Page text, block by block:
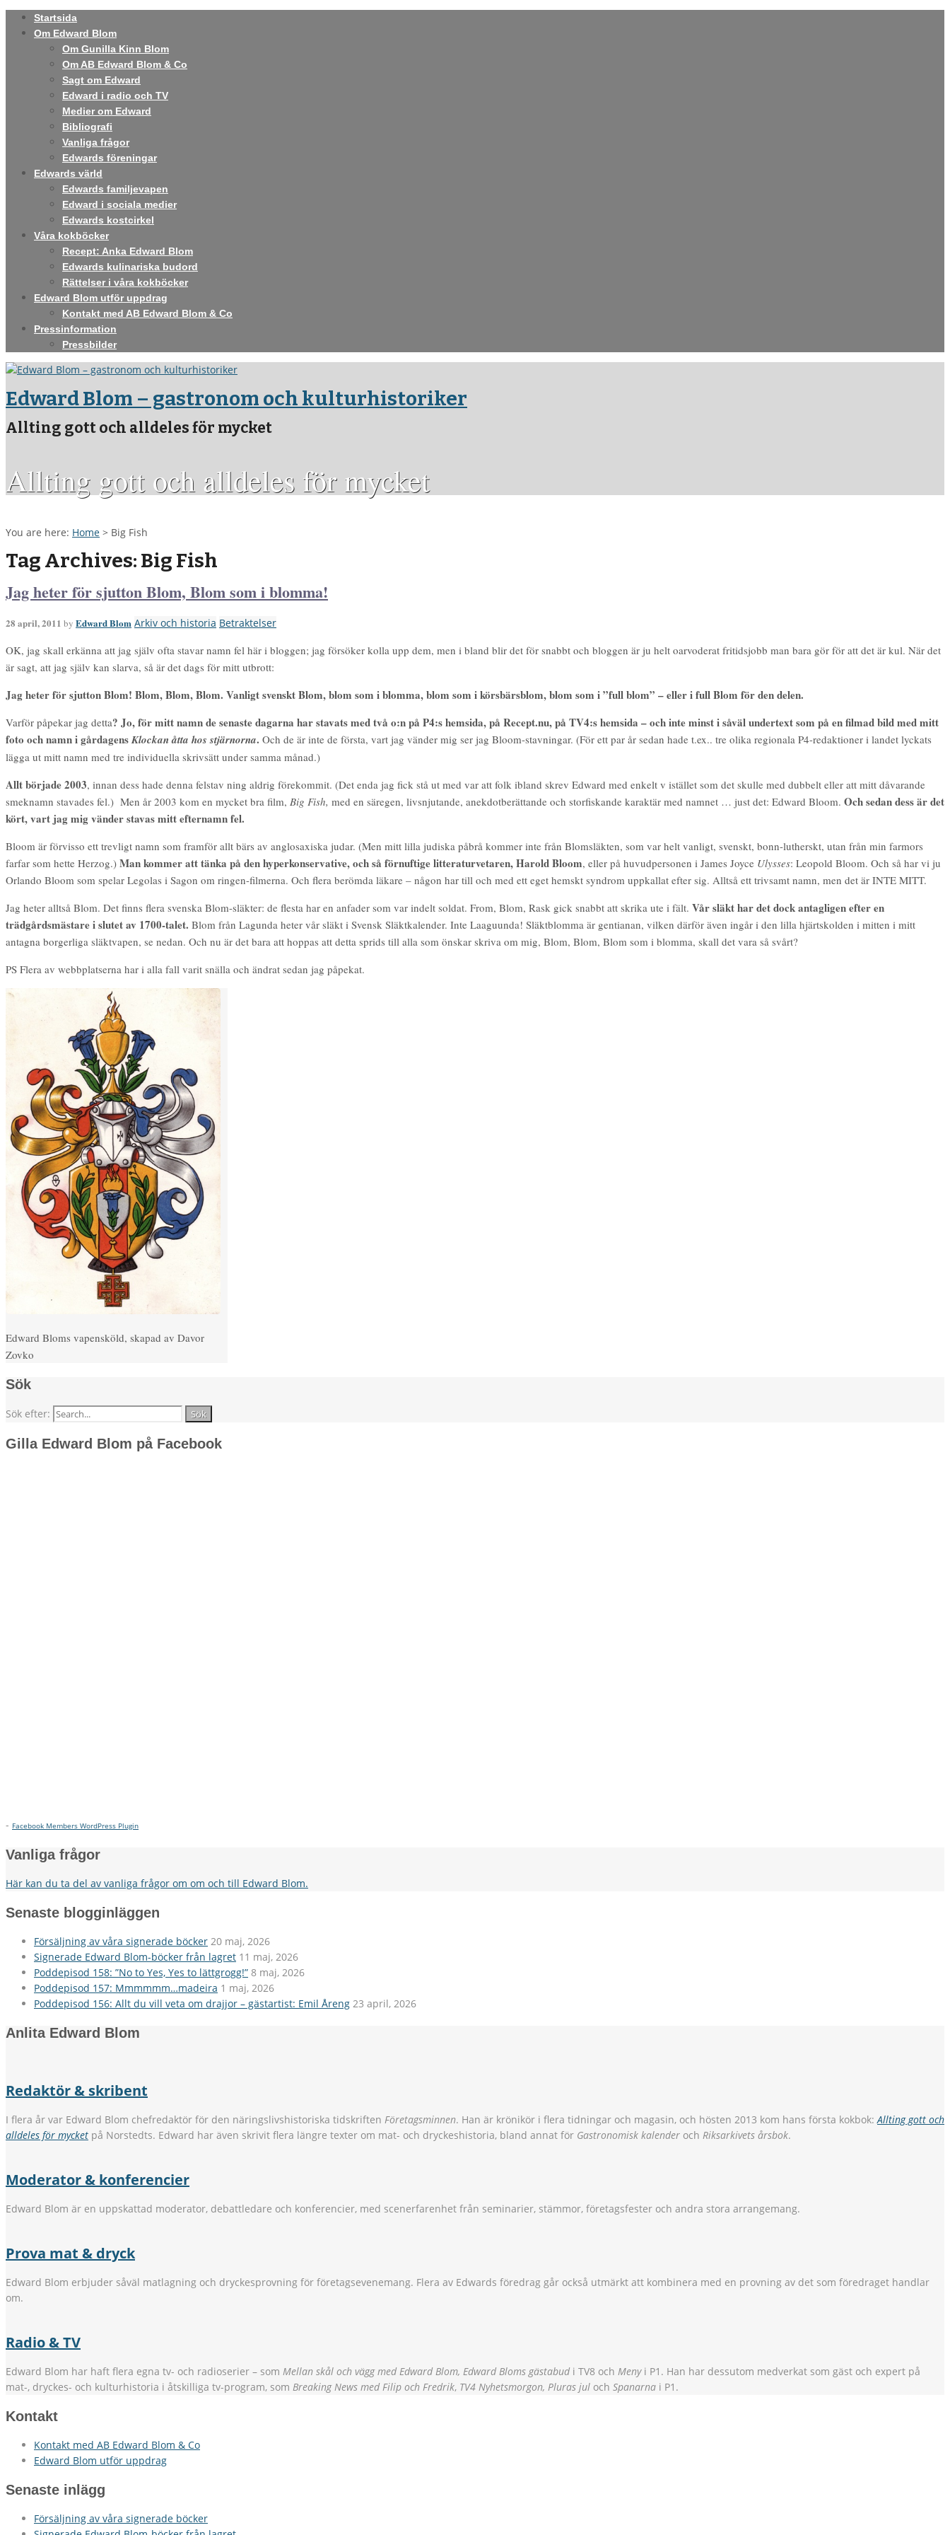
Startsida
Om Edward Blom
Om Gunilla Kinn Blom
Om AB Edward Blom & Co
Sagt om Edward
Edward i radio och TV
Medier om Edward
Bibliografi
Vanliga frågor
Edwards föreningar
Edwards värld
Edwards familjevapen
Edward i sociala medier
Edwards kostcirkel
Våra kokböcker
Recept: Anka Edward Blom
Edwards kulinariska budord
Rättelser i våra kokböcker
Edward Blom utför uppdrag
Kontakt med AB Edward Blom & Co
Pressinformation
Pressbilder
Edward Blom – gastronom och kulturhistoriker
Allting gott och alldeles för mycket
Allting gott och alldeles för mycket
You are here: Home > Big Fish
Tag Archives: Big Fish
Jag heter för sjutton Blom, Blom som i blomma!
28 april, 2011 by Edward Blom Arkiv och historia Betraktelser
OK, jag skall erkänna att jag själv ofta stavar namn fel här i bloggen; jag försöker kolla upp dem, men i bland blir det för snabbt och bloggen är ju helt oarvoderat fritidsjobb man bara gör för att det är kul. När det
är sagt, att jag själv kan slarva, så är det dags för mitt utbrott:
Jag heter för sjutton Blom! Blom, Blom, Blom. Vanligt svenskt Blom, blom som i blomma, blom som i körsbärsblom, blom som i ”full blom” – eller i full Blom för den delen.
Varför påpekar jag detta? Jo, för mitt namn de senaste dagarna har stavats med två o:n på P4:s hemsida, på Recept.nu, på TV4:s hemsida – och inte minst i såväl undertext som på en filmad bild med mitt
foto och namn i gårdagensKlockan åtta hos stjärnorna. Och de är inte de första, vart jag vänder mig ser jag Bloom-stavningar. (För ett par år sedan hade t.ex.. tre olika regionala P4-redaktioner i landet lyckats
lägga ut mitt namn med tre individuella skrivsätt under samma månad.)
Allt började 2003, innan dess hade denna felstav ning aldrig förekommit. (Det enda jag fick stå ut med var att folk ibland skrev Edward med enkelt v istället som det skulle med dubbelt eller att mitt dåvarande
smeknamn stavades fel.) Men år 2003 kom en mycket bra film, Big Fish, med en säregen, livsnjutande, anekdotberättande och storfiskande karaktär med namnet … just det: Edward Bloom. Och sedan dess är det
kört, vart jag mig vänder stavas mitt efternamn fel.
Bloom är förvisso ett trevligt namn som framför allt bärs av anglosaxiska judar. (Men mitt lilla judiska påbrå kommer inte från Blomsläkten, som var helt vanligt, svenskt, bonn-lutherskt, utan från min farmors
farfar som hette Herzog.) Man kommer att tänka på den hyperkonservative, och så förnuftige litteraturvetaren, Harold Bloom, eller på huvudpersonen i James Joyce Ulysses: Leopold Bloom. Och så har vi ju
Orlando Bloom som spelar Legolas i Sagon om ringen-filmerna. Och flera berömda läkare – någon har till och med ett eget hemskt syndrom uppkallat efter sig. Alltså ett trivsamt namn, men det är INTE MITT.
Jag heter alltså Blom. Det finns flera svenska Blom-släkter: de flesta har en anfader som var indelt soldat. From, Blom, Rask gick snabbt att skrika ute i fält. Vår släkt har det dock antagligen efter en
trädgårdsmästare i slutet av 1700-talet. Blom från Lagunda heter vår släkt i Svensk Släktkalender. Inte Laaguunda! Släktblomma är gentianan, vilken därför även ingår i den lilla hjärtskolden i mitten i mitt
antagna borgerliga släktvapen, se nedan. Och nu är det bara att hoppas att detta sprids till alla som önskar skriva om mig, Blom, Blom, Blom som i blomma, skall det vara så svårt?
PS Flera av webbplatserna har i alla fall varit snälla och ändrat sedan jag påpekat.
Edward Bloms vapensköld, skapad av Davor
Zovko
Sök
Sök efter:
Gilla Edward Blom på Facebook
- Facebook Members WordPress Plugin
Vanliga frågor
Här kan du ta del av vanliga frågor om om och till Edward Blom.
Senaste blogginläggen
Försäljning av våra signerade böcker 20 maj, 2026
Signerade Edward Blom-böcker från lagret 11 maj, 2026
Poddepisod 158: ”No to Yes, Yes to lättgrogg!” 8 maj, 2026
Poddepisod 157: Mmmmmm…madeira 1 maj, 2026
Poddepisod 156: Allt du vill veta om drajjor – gästartist: Emil Åreng 23 april, 2026
Anlita Edward Blom
Redaktör & skribent
I flera år var Edward Blom chefredaktör för den näringslivshistoriska tidskriften Företagsminnen. Han är krönikör i flera tidningar och magasin, och hösten 2013 kom hans första kokbok:Allting gott och
alldeles för mycket på Norstedts. Edward har även skrivit flera längre texter om mat- och dryckeshistoria, bland annat för Gastronomisk kalender och Riksarkivets årsbok.
Moderator & konferencier
Edward Blom är en uppskattad moderator, debattledare och konferencier, med scenerfarenhet från seminarier, stämmor, företagsfester och andra stora arrangemang.
Prova mat & dryck
Edward Blom erbjuder såväl matlagning och dryckesprovning för företagsevenemang. Flera av Edwards föredrag går också utmärkt att kombinera med en provning av det som föredraget handlar
om.
Radio & TV
Edward Blom har haft flera egna tv- och radioserier – som Mellan skål och vägg med Edward Blom, Edward Bloms gästabud i TV8 och Menyi P1. Han har dessutom medverkat som gäst och expert på
mat-, dryckes- och kulturhistoria i åtskilliga tv-program, som Breaking News med Filip och Fredrik, TV4 Nyhetsmorgon, Pluras jul och Spanarna i P1.
Kontakt
Kontakt med AB Edward Blom & Co
Edward Blom utför uppdrag
Senaste inlägg
Försäljning av våra signerade böcker